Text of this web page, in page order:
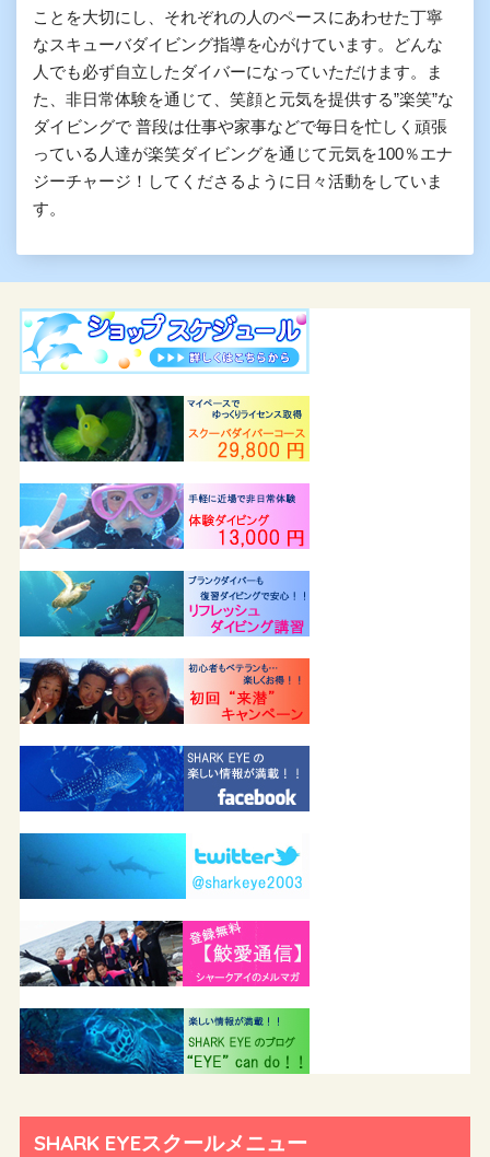
ことを大切にし、それぞれの人のペースにあわせた丁寧
なスキューバダイビング指導を心がけています。どんな
人でも必ず自立したダイバーになっていただけます。ま
た、非日常体験を通じて、笑顔と元気を提供する”楽笑”な
ダイビングで 普段は仕事や家事などで毎日を忙しく頑張
っている人達が楽笑ダイビングを通じて元気を100％エナ
ジーチャージ！してくださるように日々活動をしていま
す。
SHARK EYEスクールメニュー